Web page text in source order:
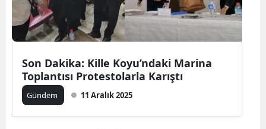
Son Dakika: Kille Koyu’ndaki Marina
Toplantısı Protestolarla Karıştı
Gündem 11 Aralık 2025